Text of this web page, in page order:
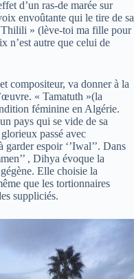
d’un ras-de marée sur
envoûtante qui le tire de sa
» (lève-toi ma fille pour
n’est autre que celui de
compositeur, va donner à la
« Tamatuth »(la
féminine en Algérie.
pays qui se vide de sa
passé avec
garder espoir ‘’Iwal’’. Dans
, Dihya évoque la
Elle choisie la
que les tortionnaires
suppliciés.